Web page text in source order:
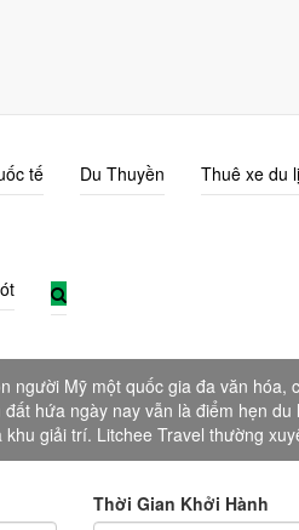
tế Du Thuyền Thuê xe du
người Mỹ một quốc gia đa văn
hứa ngày nay vẫn là điểm hẹn
giải trí. Litchee Travel thường
Thời Gian Khởi Hành